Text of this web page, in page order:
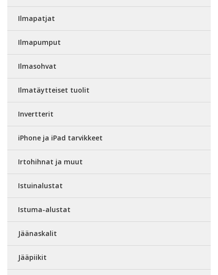
Ilmapatjat
Ilmapumput
Ilmasohvat
Ilmatäytteiset tuolit
Invertterit
iPhone ja iPad tarvikkeet
Irtohihnat ja muut
Istuinalustat
Istuma-alustat
Jäänaskalit
Jääpiikit